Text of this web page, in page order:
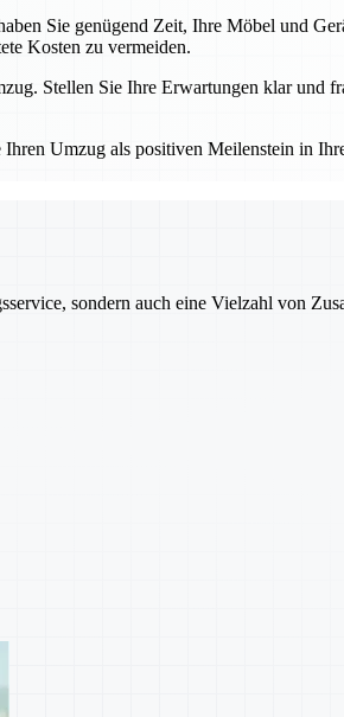
Sie genügend Zeit, Ihre Möbel und
Kosten zu vermeiden.
Stellen Sie Ihre Erwartungen klar und
Umzug als positiven Meilenstein in
sondern auch eine Vielzahl von